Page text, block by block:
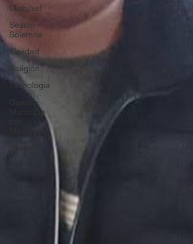
Carrusel
Sesión
Solemne
Vialidad
Religión
Tecnología
Oaxaca
Municipio